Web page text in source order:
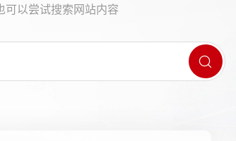
可以尝试搜索网站内容